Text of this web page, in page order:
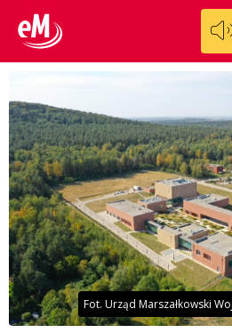
Fot. Urząd Marszałkowski